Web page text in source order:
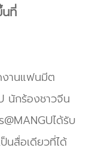
ที่
งานแฟนมีต
นักร้องชาวจีน
ได้รับ
นสื่อเดียวที่ได้